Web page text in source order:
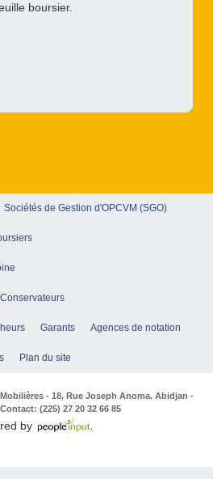
boursier.
Sociétés de Gestion d'OPCVM (SGO)
Garants Agences de notation
Plan du site
- 18, Rue Joseph Anoma. Abidjan -
(225) 27 20 32 66 85
by